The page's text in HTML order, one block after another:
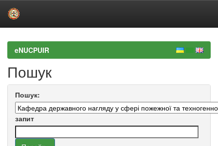
navigationeNUCPUIR
Пошук
Пошук:
запит